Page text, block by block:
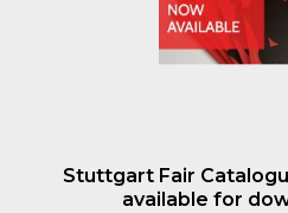
Stuttgart Fair
available for